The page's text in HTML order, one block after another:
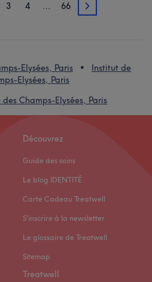
3 4 … 66 3
Elysées, Paris
Institut de
Elysées, Paris
Champs-Elysées, Paris
Découvrez
Guide des soins
Le blog IDENTITÉ
Carte Cadeau Treatwell
S'inscrire à la newsletter
Le glossaire de Treatwell
Sitemap
Treatwell